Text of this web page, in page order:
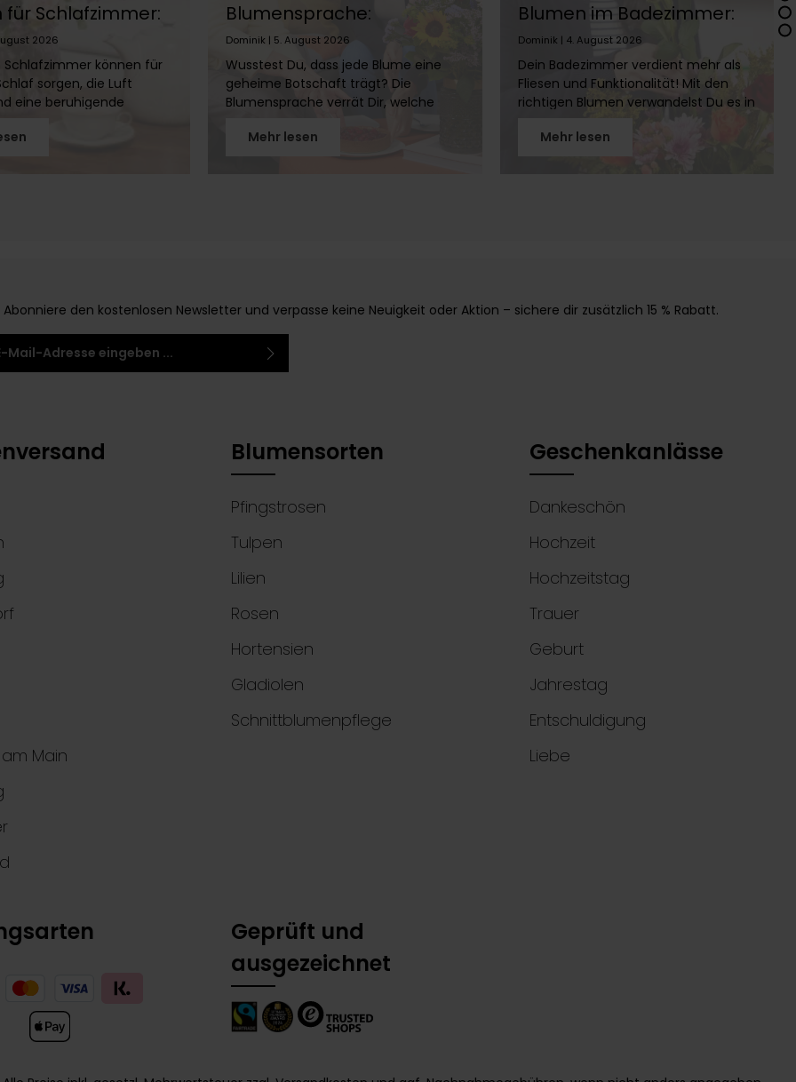
für Schlafzimmer:
sich &
2026
Schlafzimmer können für
sorgen, die Luft
eine beruhigende
gehört ins Schlafzimmer!
Blumensprache:
Bedeutung von Rosen,
Tulpen & Co.
Dominik | 5. August 2026
Wusstest Du, dass jede Blume eine
geheime Botschaft trägt? Die
Blumensprache verrät Dir, welche
Lilien stecken. Entdecke die
Mehr lesen
Blumen im Badezimmer:
Die besten Pflanzen fürs
Bad
Dominik | 4. August 2026
Dein Badezimmer verdient mehr als
Fliesen und Funktionalität! Mit den
richtigen Blumen verwandelst Du es in
welche Pflanzen sich für Bäder ohne
Mehr lesen
Abonniere den kostenlosen Newsletter und verpasse keine Neuigkeit oder Aktion – sichere dir zusätzlich 15 % Rabatt.
Main
Blumensorten
Pfingstrosen
Tulpen
Lilien
Rosen
Hortensien
Gladiolen
Schnittblumenpflege
Geschenkanlässe
Dankeschön
Hochzeit
Hochzeitstag
Trauer
Geburt
Jahrestag
Entschuldigung
Liebe
Geprüft und
ausgezeichnet